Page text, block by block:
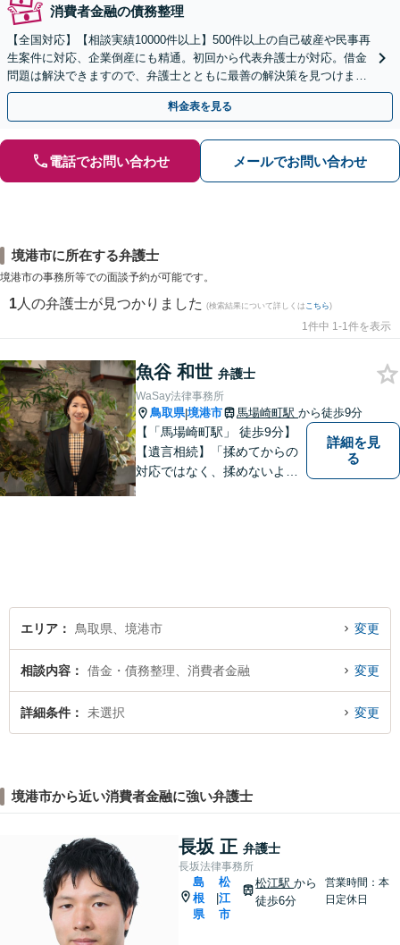
消費者金融の債務整理
【全国対応】【相談実績10000件以上】500件以上の自己破産や民事再
生案件に対応、企業倒産にも精通。初回から代表弁護士が対応。借金
問題は解決できますので、弁護士とともに最善の解決策を見つけまし
ょう【初回相談無料】【法テラス利用可】
料金表を見る
電話でお問い合わせ メールでお問い合わせ
境港市に所在する弁護士
境港市の事務所等での面談予約が可能です。
1 人の弁護士が見つかりました (検索結果について詳しくは こちら)
1件中 1-1件を表示
魚谷 和世 弁護士
WaSay法律事務所
鳥取県|境港市 馬場崎町駅 から徒歩9分
【「馬場崎町駅」 徒歩9分】
【遺言相続】「揉めてからの
対応ではなく、揉めないよう
上】
詳細を見
る
エリア 鳥取県、境港市 変更
相談内容 借金・債務整理、消費者金融 変更
詳細条件 未選択 変更
境港市から近い消費者金融に強い弁護士
長坂 正 弁護士
長坂法律事務所
島
根
県
松
江
市
松江駅から
徒歩6分
営業時間：本
日定休日